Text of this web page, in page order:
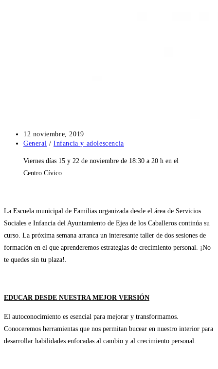
Publicación
de
entrada:
12 noviembre, 2019
Categoría
la
entrada:
General / Infancia y adolescencia
Viernes días 15 y 22 de noviembre de 18:30 a 20 h en el
Centro Cívico
La Escuela municipal de Familias organizada desde el área de Servicios
Sociales e Infancia del Ayuntamiento de Ejea de los Caballeros continúa su
curso. La próxima semana arranca un interesante taller de dos sesiones de
formación en el que aprenderemos estrategias de crecimiento personal. ¡No
te quedes sin tu plaza!.
EDUCAR DESDE NUESTRA MEJOR VERSIÓN
El autoconocimiento es esencial para mejorar y transformamos.
Conoceremos herramientas que nos permitan bucear en nuestro interior para
desarrollar habilidades enfocadas al cambio y al crecimiento personal.